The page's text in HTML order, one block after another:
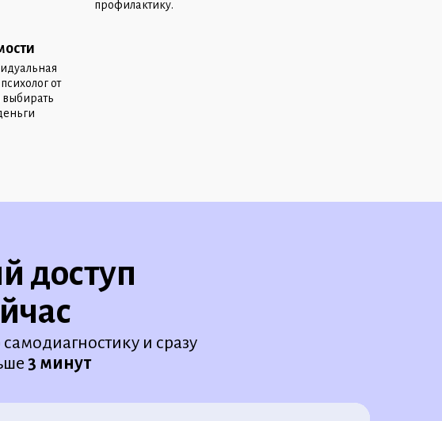
профилактику.
от
выбирать
и сразу
3 минут
доступ